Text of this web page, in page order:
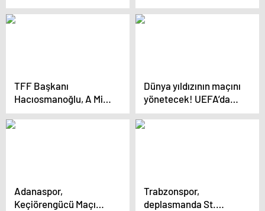
Rade Krunic,
bonservisiyle birlikte
Başakşehir Naby
Keita’yı kadrosuna
TFF Başkanı
Hacıosmanoğlu, A Milli
Takım ile akşam
yemeği düzenledi
Dünya yıldızının maçını
yönetecek! UEFA’dan
Halil Umut Meler’e
görev
Adanaspor,
Keçiörengücü Maçı
Trabzonspor,
deplasmanda St.